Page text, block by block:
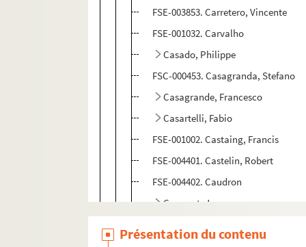
FSE-003853. Carretero, Vincente
FSE-001032. Carvalho
Casado, Philippe
FSC-000453. Casagranda, Stefano
Casagrande, Francesco
Casartelli, Fabio
FSE-001002. Castaing, Francis
FSE-004401. Castelin, Robert
FSE-004402. Caudron
Caugant, Jean
Présentation du contenu